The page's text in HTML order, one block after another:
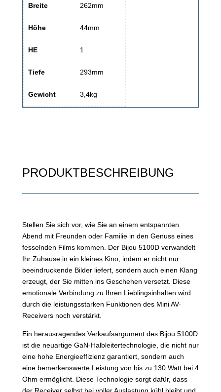
Breite 262mm
Höhe 44mm
HE 1
Tiefe 293mm
Gewicht 3,4kg
PRODUKTBESCHREIBUNG
Stellen Sie sich vor, wie Sie an einem entspannten
Abend mit Freunden oder Familie in den Genuss eines
fesselnden Films kommen. Der Bijou 5100D verwandelt
Ihr Zuhause in ein kleines Kino, indem er nicht nur
beeindruckende Bilder liefert, sondern auch einen Klang
erzeugt, der Sie mitten ins Geschehen versetzt. Diese
emotionale Verbindung zu Ihren Lieblingsinhalten wird
durch die leistungsstarken Funktionen des Mini AV-
Receivers noch verstärkt.
Ein herausragendes Verkaufsargument des Bijou 5100D
ist die neuartige GaN-Halbleitertechnologie, die nicht nur
eine hohe Energieeffizienz garantiert, sondern auch
eine bemerkenswerte Leistung von bis zu 130 Watt bei 4
Ohm ermöglicht. Diese Technologie sorgt dafür, dass